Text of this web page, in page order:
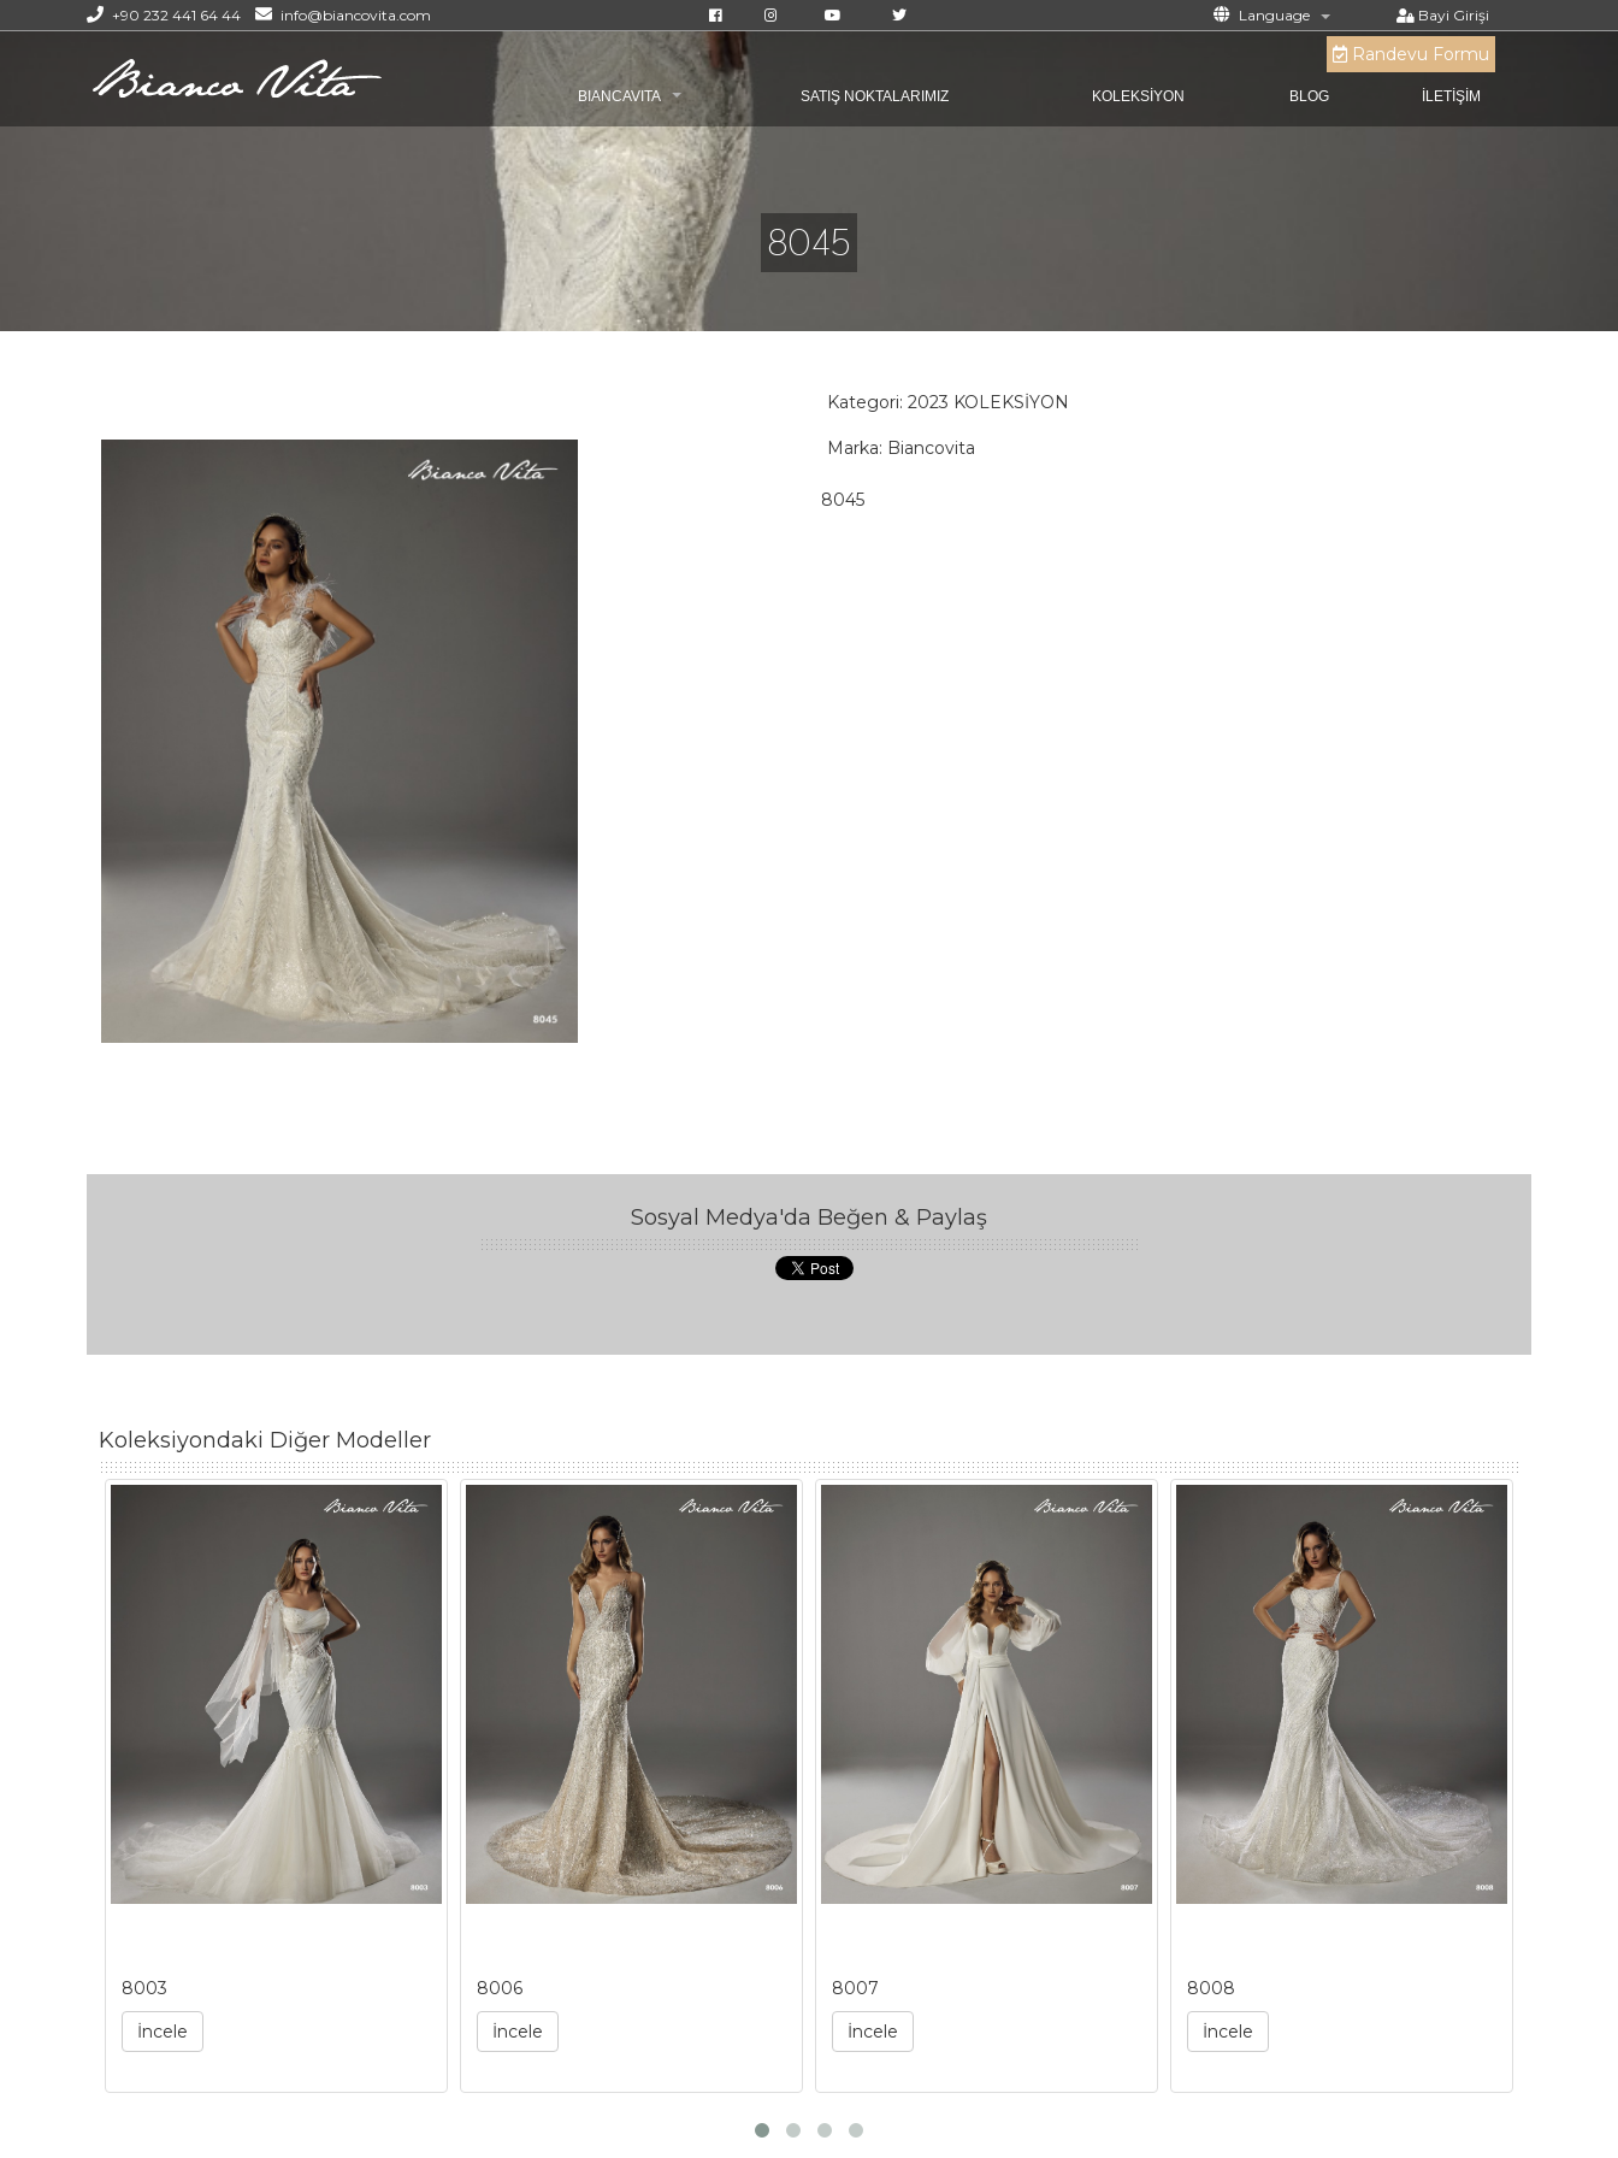
+90 232 441 64 44 info@biancovita.com Language Bayi Girişi
Randevu Formu
BIANCAVITA SATIŞ NOKTALARIMIZ KOLEKSİYON BLOG İLETİŞİM
8045
Kategori: 2023 KOLEKSİYON
Marka: Biancovita
8045
Sosyal Medya'da Beğen & Paylaş
Koleksiyondaki Diğer Modeller
8003
İncele
8006
İncele
8007
İncele
8008
İncele